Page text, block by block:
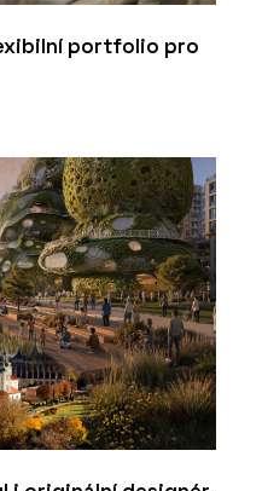
portfolio pro